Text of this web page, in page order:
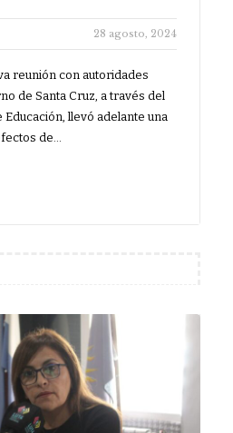
28 agosto, 2024
reunión con autoridades
de Santa Cruz, a través del
llevó adelante una
de…